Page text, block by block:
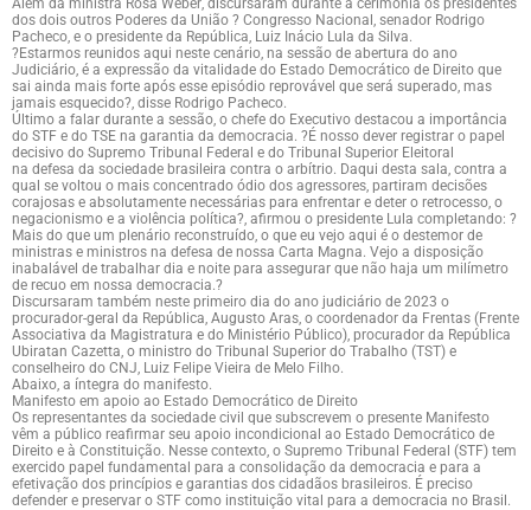
dos dois outros Poderes da União ? Congresso Nacional, senador Rodrigo
Pacheco, e o presidente da República, Luiz Inácio Lula da Silva.
?Estarmos reunidos aqui neste cenário, na sessão de abertura do ano
Judiciário, é a expressão da vitalidade do Estado Democrático de Direito que
sai ainda mais forte após esse episódio reprovável que será superado, mas
jamais esquecido?, disse Rodrigo Pacheco.
Último a falar durante a sessão, o chefe do Executivo destacou a importância
do STF e do TSE na garantia da democracia. ?É nosso dever registrar o papel
decisivo do Supremo Tribunal Federal e do Tribunal Superior Eleitoral
na defesa da sociedade brasileira contra o arbítrio. Daqui desta sala, contra a
qual se voltou o mais concentrado ódio dos agressores, partiram decisões
corajosas e absolutamente necessárias para enfrentar e deter o retrocesso, o
negacionismo e a violência política?, afirmou o presidente Lula completando: ?
Mais do que um plenário reconstruído, o que eu vejo aqui é o destemor de
ministras e ministros na defesa de nossa Carta Magna. Vejo a disposição
inabalável de trabalhar dia e noite para assegurar que não haja um milímetro
de recuo em nossa democracia.?
Discursaram também neste primeiro dia do ano judiciário de 2023 o
procurador-geral da República, Augusto Aras, o coordenador da Frentas (Frente
Associativa da Magistratura e do Ministério Público), procurador da República
Ubiratan Cazetta, o ministro do Tribunal Superior do Trabalho (TST) e
conselheiro do CNJ, Luiz Felipe Vieira de Melo Filho.
Abaixo, a íntegra do manifesto.
Manifesto em apoio ao Estado Democrático de Direito
Os representantes da sociedade civil que subscrevem o presente Manifesto
vêm a público reafirmar seu apoio incondicional ao Estado Democrático de
Direito e à Constituição. Nesse contexto, o Supremo Tribunal Federal (STF) tem
exercido papel fundamental para a consolidação da democracia e para a
efetivação dos princípios e garantias dos cidadãos brasileiros. É preciso
defender e preservar o STF como instituição vital para a democracia no Brasil.